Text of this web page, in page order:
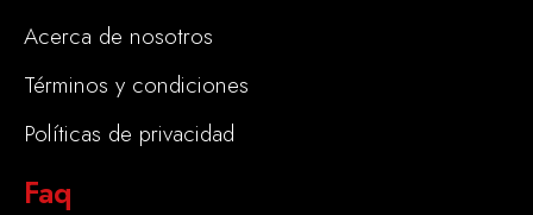
Acerca de nosotros
Términos y condiciones
Políticas de privacidad
Faq